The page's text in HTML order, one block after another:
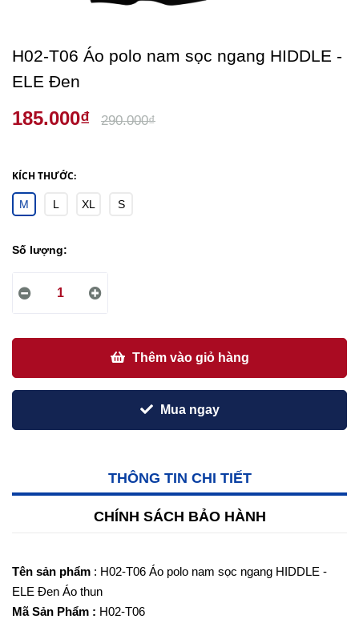
H02-T06 Áo polo nam sọc ngang HIDDLE -
ELE Đen
185.000₫ 290.000₫
KÍCH THƯỚC:
M L XL S
Số lượng:
Thêm vào giỏ hàng
Mua ngay
THÔNG TIN CHI TIẾT
CHÍNH SÁCH BẢO HÀNH
Tên sản phẩm : H02-T06 Áo polo nam sọc ngang HIDDLE -
ELE Đen Áo thun
Mã Sản Phẩm : H02-T06